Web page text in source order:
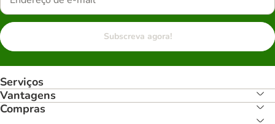
Subscreva agora!
Serviços
Vantagens
Compras